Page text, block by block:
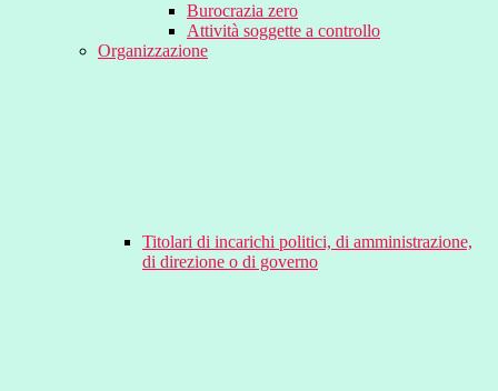
Burocrazia zero
Attività soggette a controllo
Organizzazione
Titolari di incarichi politici, di amministrazione,
di direzione o di governo